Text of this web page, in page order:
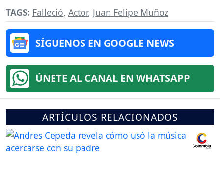
TAGS: Falleció, Actor, Juan Felipe Muñoz
SÍGUENOS EN GOOGLE NEWS
ÚNETE AL CANAL EN WHATSAPP
ARTÍCULOS RELACIONADOS